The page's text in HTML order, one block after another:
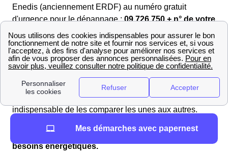
Enedis (anciennement ERDF) au numéro gratuit
d'urgence pour le dépannage :09.726.750 + n° de votre
département 31
. Enedis se chargera rapidement de
toute interruption de courant ou panne d'électricité.
Trouvez les meilleurs fournisseurs de gaz en 2025 à
Pin-Balma
Si vous souhaitez avoir une vue d'ensemble et vous
faire une opinion objective sur les offres de gaz, il est
indispensable de les comparer les unes aux autres.
soigneusement choisies pour répondre à vosdifférents
besoins énergétiques.
Mes démarches avec papernest